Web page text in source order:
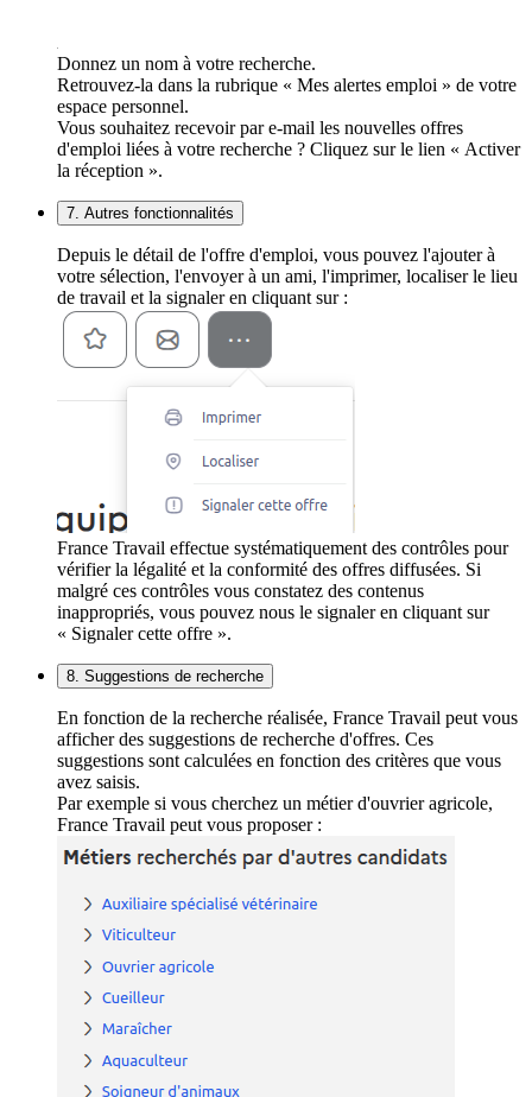
Donnez un nom à votre recherche.
Retrouvez-la dans la rubrique « Mes alertes emploi » de votre
espace personnel.
Vous souhaitez recevoir par e-mail les nouvelles offres
d'emploi liées à votre recherche ? Cliquez sur le lien « Activer
la réception ».
7. Autres fonctionnalités
Depuis le détail de l'offre d'emploi, vous pouvez l'ajouter à
votre sélection, l'envoyer à un ami, l'imprimer, localiser le lieu
de travail et la signaler en cliquant sur :
France Travail effectue systématiquement des contrôles pour
vérifier la légalité et la conformité des offres diffusées. Si
malgré ces contrôles vous constatez des contenus
inappropriés, vous pouvez nous le signaler en cliquant sur
« Signaler cette offre ».
8. Suggestions de recherche
En fonction de la recherche réalisée, France Travail peut vous
afficher des suggestions de recherche d'offres. Ces
suggestions sont calculées en fonction des critères que vous
avez saisis.
Par exemple si vous cherchez un métier d'ouvrier agricole,
France Travail peut vous proposer :